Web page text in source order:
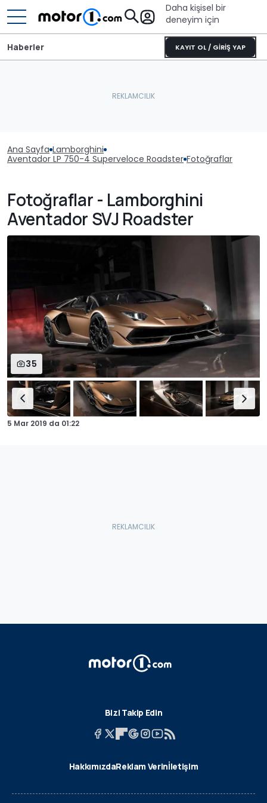
Daha kişisel bir
deneyim için
KAYIT OL / GİRİŞ YAP
Haberler
Ana Sayfa Lamborghini
Aventador LP 750-4 Superveloce Roadster Fotoğraflar
Fotoğraflar - Lamborghini
Aventador SVJ Roadster
35
5 Mar 2019 da 01:22
Bizi Takip Edin
HakkımızdaReklam Verinİletişim